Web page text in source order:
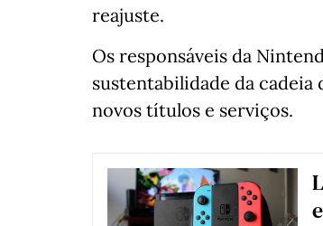
reajuste.
Os responsáveis da
sustentabilidade da
novos títulos e serviços.